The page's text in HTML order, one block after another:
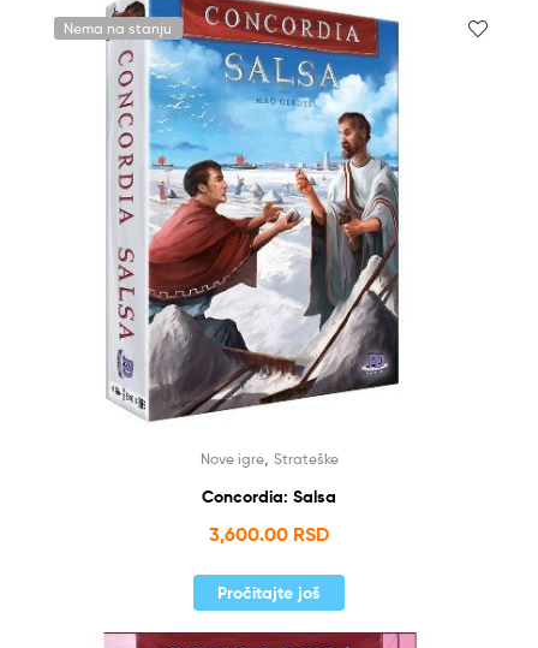
Nema na stanju
Nove igre, Strateške
Concordia: Salsa
3,600.00 RSD
Pročitajte još